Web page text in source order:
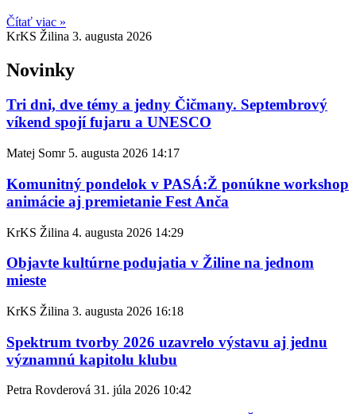
Čítať viac »
KrKS Žilina 3. augusta 2026
Novinky
Tri dni, dve témy a jedny Čičmany. Septembrový
víkend spojí fujaru a UNESCO
Matej Somr 5. augusta 2026 14:17
Komunitný pondelok v PASÁ:Ž ponúkne workshop
animácie aj premietanie Fest Anča
KrKS Žilina 4. augusta 2026 14:29
Objavte kultúrne podujatia v Žiline na jednom
mieste
KrKS Žilina 3. augusta 2026 16:18
Spektrum tvorby 2026 uzavrelo výstavu aj jednu
významnú kapitolu klubu
Petra Rovderová 31. júla 2026 10:42